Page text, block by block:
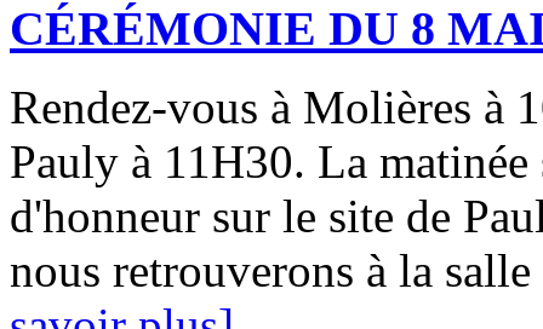
CÉRÉMONIE DU 8
Rendez-vous à Molières à
Pauly à 11H30. La
d'honneur sur le site de
nous retrouverons à la